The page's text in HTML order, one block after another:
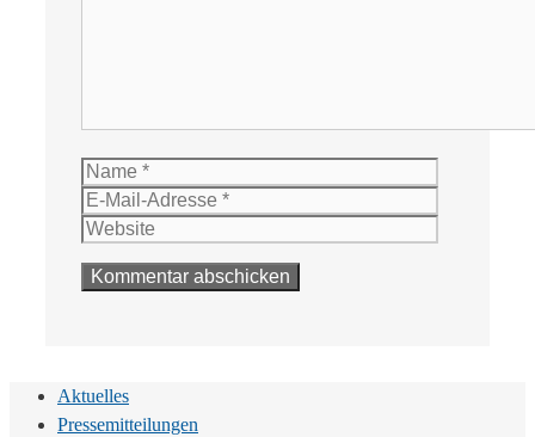
Name
Aktuelles
Pressemitteilungen